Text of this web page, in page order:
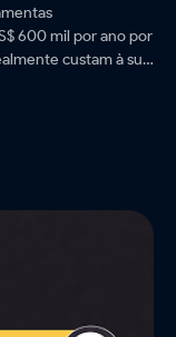
ano
600 mil por ano por
custam à sua